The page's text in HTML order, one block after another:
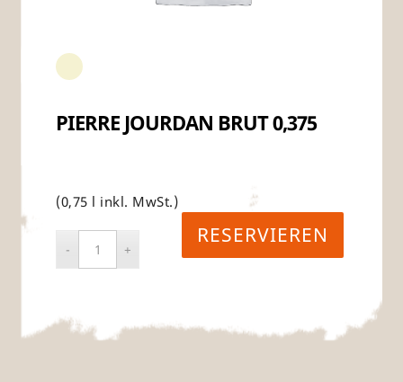
PIERRE JOURDAN BRUT 0,375
(0,75 l inkl. MwSt.)
RESERVIEREN